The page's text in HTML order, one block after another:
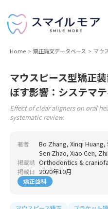
Home 矯正論文データベース マウ
マウスピース型矯正
ぼす影響：システマ
Effect of clear aligners on oral
systematic review.
著者
Bo Zhang, Xinqi
Sen Zhao, Xiao Cen,
掲載誌 Orthodontics &
掲載日 2020年10月
矯正歯科